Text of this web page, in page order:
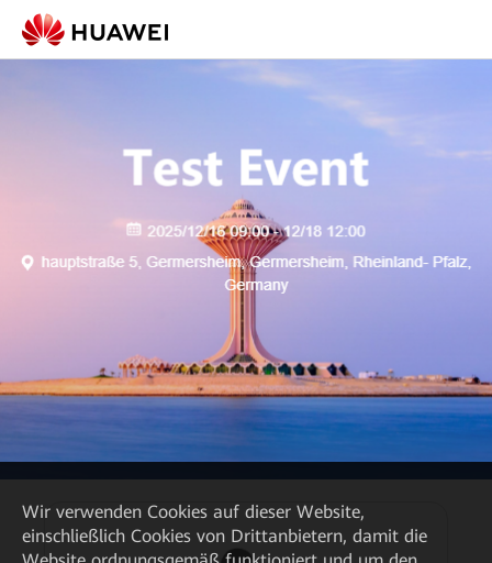
Wir verwenden Cookies auf dieser Website,
einschließlich Cookies von Drittanbietern, damit die